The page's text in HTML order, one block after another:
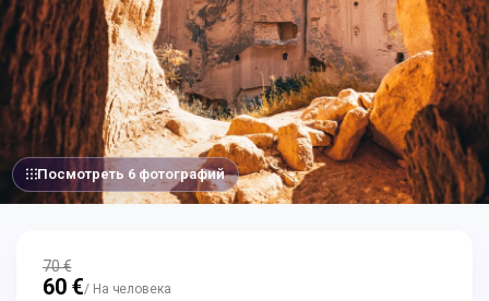
Посмотреть 6 фотографий
70 €
60 €/ На человека